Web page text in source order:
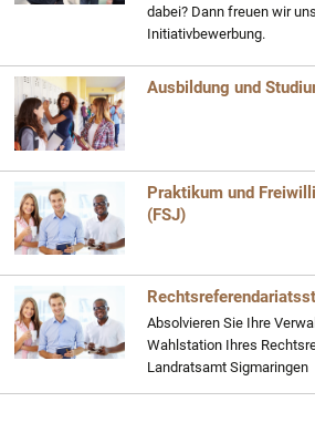
dabei? Dann freuen wir
Initiativbewerbung.
Ausbildung und
Praktikum und
(FSJ)
Absolvieren Sie Ihre
Wahlstation Ihres
Landratsamt Sigmaringen